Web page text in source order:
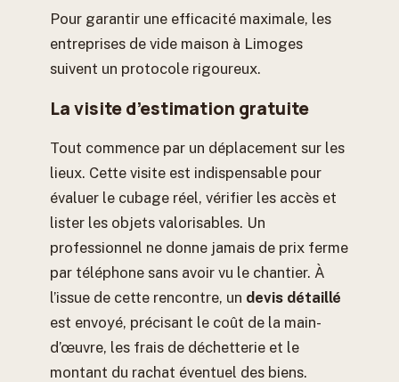
Pour garantir une efficacité maximale, les
entreprises de vide maison à Limoges
suivent un protocole rigoureux.
La visite d’estimation gratuite
Tout commence par un déplacement sur les
lieux. Cette visite est indispensable pour
évaluer le cubage réel, vérifier les accès et
lister les objets valorisables. Un
professionnel ne donne jamais de prix ferme
par téléphone sans avoir vu le chantier. À
l’issue de cette rencontre, un devis détaillé
est envoyé, précisant le coût de la main-
d’œuvre, les frais de déchetterie et le
montant du rachat éventuel des biens.